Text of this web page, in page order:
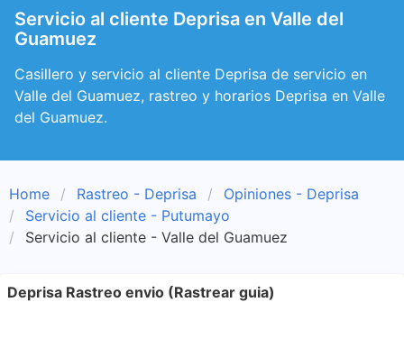
Servicio al cliente Deprisa en Valle del
Guamuez
Casillero y servicio al cliente Deprisa de servicio en
Valle del Guamuez, rastreo y horarios Deprisa en Valle
del Guamuez.
Home Rastreo - Deprisa
Opiniones - Deprisa
Servicio al cliente - Putumayo
Servicio al cliente - Valle del Guamuez
Deprisa Rastreo envio (Rastrear guia)